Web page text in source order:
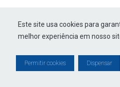
Este site usa cookies para
melhor experiência em nosso
Permitir cookies Dispensar